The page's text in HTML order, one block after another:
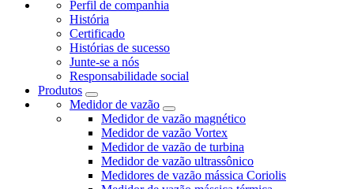
Perfil de companhia
História
Certificado
Histórias de sucesso
Junte-se a nós
Responsabilidade social
Produtos
Medidor de vazão
Medidor de vazão magnético
Medidor de vazão Vortex
Medidor de vazão de turbina
Medidor de vazão ultrassônico
Medidores de vazão mássica Coriolis